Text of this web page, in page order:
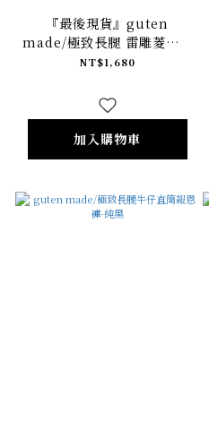
『最後現貨』guten
made/極致長腿 雷雕菱格紋
牛仔褲-白
NT$1,680
加入購物車